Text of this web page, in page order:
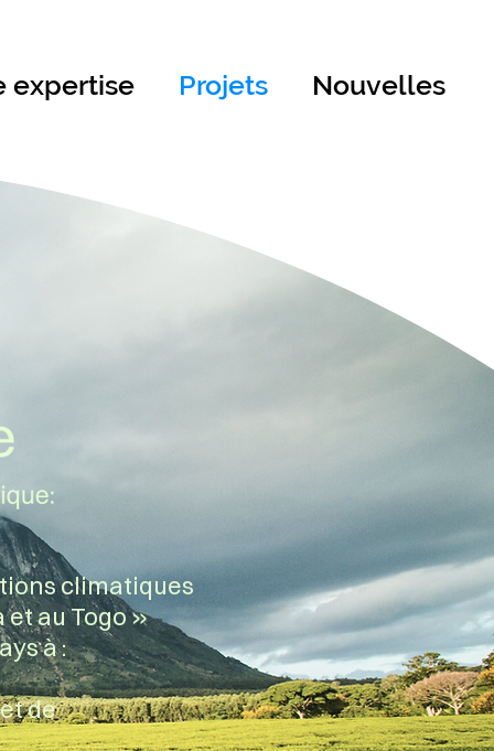
expertise Projets Nouvelles
climatiques
au Togo »
à :
de